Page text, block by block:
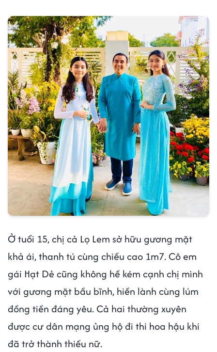
Ở tuổi 15, chị cả Lọ Lem sở hữu gương mặt
khả ái, thanh tú cùng chiều cao 1m7. Cô em
gái Hạt Dẻ cũng không hề kém cạnh chị mình
với gương mặt bầu bĩnh, hiền lành cùng lúm
đồng tiền đáng yêu. Cả hai thường xuyên
được cư dân mạng ủng hộ đi thi hoa hậu khi
đã trở thành thiếu nữ.